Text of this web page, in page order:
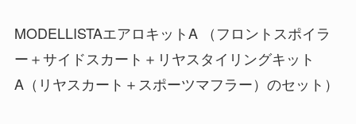
MODELLISTAエアロキットA （フロントスポイラ
ー＋サイドスカート＋リヤスタイリングキット
A（リヤスカート＋スポーツマフラー）のセット）